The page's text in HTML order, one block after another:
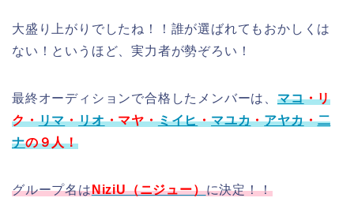
大盛り上がりでしたね！！誰が選ばれてもおかしくは
ない！というほど、実力者が勢ぞろい！
最終オーディションで合格したメンバーは、 マコ・リ
ク・リマ・リオ・マヤ・ミイヒ・マユカ・アヤカ・二
ナの９人！
グループ名はNiziU（ニジュー）に決定！！